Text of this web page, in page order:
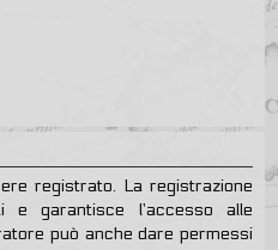
registrato. La registrazione
e garantisce l’accesso alle
può anche dare permessi